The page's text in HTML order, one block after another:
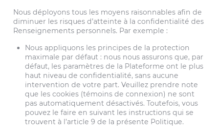
Nous déployons tous les moyens raisonnables afin de
diminuer les risques d’atteinte à la confidentialité des
Renseignements personnels. Par exemple :
Nous appliquons les principes de la protection
maximale par défaut : nous nous assurons que, par
défaut, les paramètres de la Plateforme ont le plus
haut niveau de confidentialité, sans aucune
intervention de votre part. Veuillez prendre note
que les cookies (témoins de connexion) ne sont
pas automatiquement désactivés. Toutefois, vous
pouvez le faire en suivant les instructions qui se
trouvent à l’article 9 de la présente Politique.